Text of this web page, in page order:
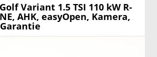
Variant 1.5 TSI 110 kW R-
AHK, easyOpen, Kamera,
Garantie